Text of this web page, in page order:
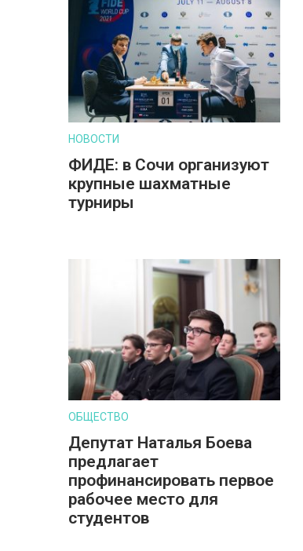
НОВОСТИ
ФИДЕ: в Сочи организуют
крупные шахматные
турниры
ОБЩЕСТВО
Депутат Наталья Боева
предлагает
профинансировать первое
рабочее место для
студентов